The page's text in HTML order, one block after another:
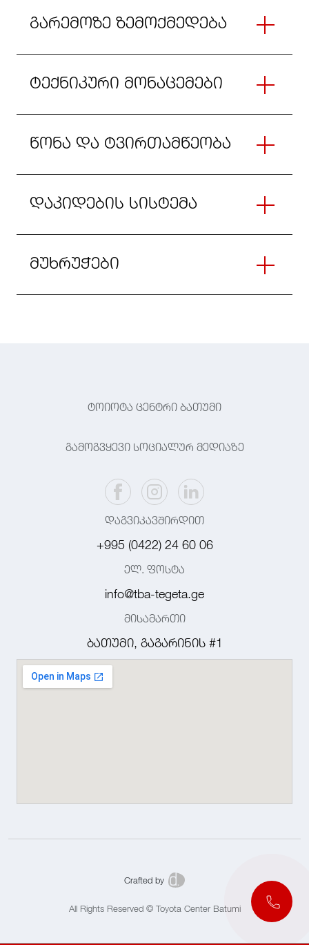
გარემოზე ზემოქმედება
ტექნიკური მონაცემები
წონა და ტვირთამწეობა
დაკიდების სისტემა
მუხრუჭები
ტოიოტა ცენტრი ბათუმი
გამოგვყევი სოციალურ მედიაზე
დაგვიკავშირდით
+995 (0422) 24 60 06
ელ. ფოსტა
info@tba-tegeta.ge
მისამართი
ბათუმი, გაგარინის #1
All Rights Reserved © Toyota Center Batumi
Crafted by